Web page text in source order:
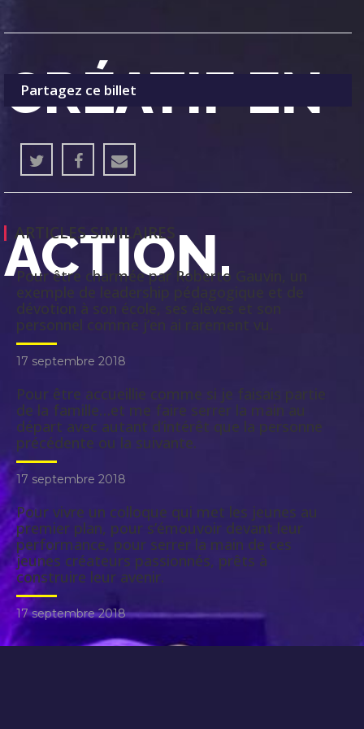
CRÉATIF EN
ACTION.
Partagez ce billet
ARTICLES SIMILAIRES
Pour être charmée par Roberto Gauvin, un
exemple de leadership pédagogique et de
dévotion à son école, ses élèves et son
personnel comme j’en ai rarement vu.
17 septembre 2018
Pour être accueillie comme si je faisais partie
de la famille…et me faire serrer la main au
départ avec autant d’intérêt que la personne
précédente ou la suivante.
17 septembre 2018
Pour vivre un colloque qui met les jeunes au
premier plan, pour s’émouvoir devant leur
performance, pour serrer la main de ces
jeunes créateurs passionnés, prêts à
construire leur avenir.
17 septembre 2018